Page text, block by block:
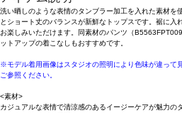
洗い晒しのような表情のタンブラー加工を入れた素材を
とショート丈のバランスが新鮮なトップスです。裾に入
お楽しみいただけます。同素材のパンツ（
ットアップの着こなしもおすすめです。
※モデル着用画像はスタジオの照明により色味が違って
ご参照ください。
<素材>
カジュアルな表情で清涼感のあるイージーケアが魅力の